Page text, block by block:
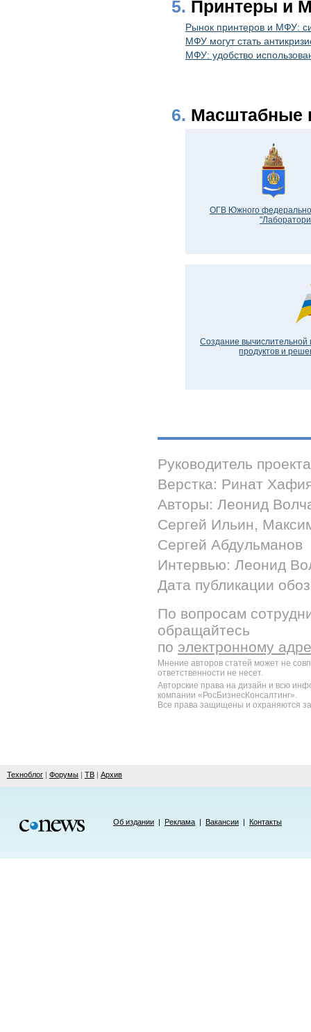
5. Принтеры и
Рынок принтеров и МФУ:
МФУ могут стать
МФУ: удобство
6. Масштабные
ОГВ Южного
Создание
продуктов и
Руководитель
Верстка: Ринат
Авторы: Леонид
Сергей Ильин,
Сергей Абдульманов
Интервью: Леонид
Дата публикации
По вопросам
обращайтесь
по электронному
Мнение авторов статей может не
ответственности не несет.
Авторские права на дизайн и всю
компании «РосБизнесКонсалтинг».
Все права защищены и охраняются
Техноблог | Форумы | ТВ | Архив
Об издании | Реклама | Вакансии | Контакты